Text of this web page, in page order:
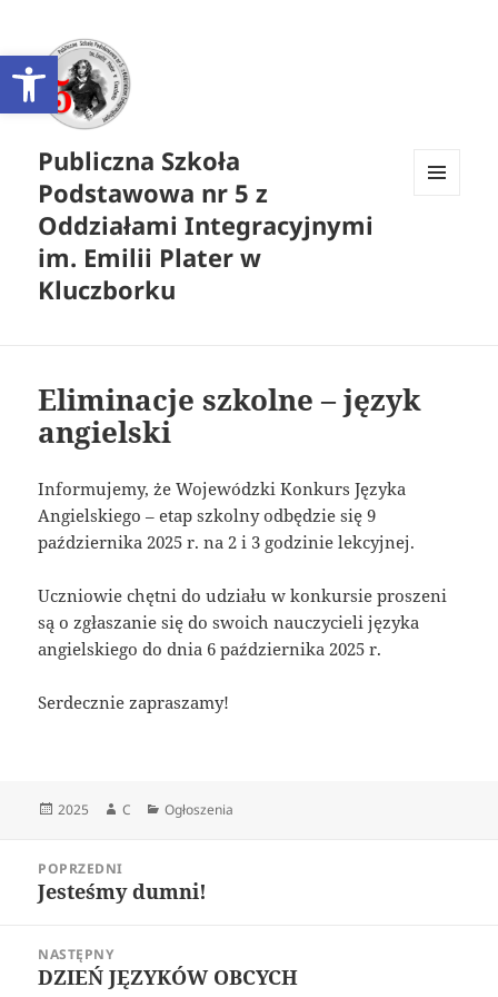
Otwórz pasek narzędzi
Publiczna Szkoła
Podstawowa nr 5 z
Oddziałami Integracyjnymi
im. Emilii Plater w
Kluczborku
Eliminacje szkolne – język
angielski
Informujemy, że Wojewódzki Konkurs Języka
Angielskiego – etap szkolny odbędzie się 9
października 2025 r. na 2 i 3 godzinie lekcyjnej.
Uczniowie chętni do udziału w konkursie proszeni
są o zgłaszanie się do swoich nauczycieli języka
angielskiego do dnia 6 października 2025 r.
Serdecznie zapraszamy!
Data
2025 Autor
C Kategorie
Ogłoszenia
wpisuPOPRZEDNI
Poprzedni
Jesteśmy dumni!
NASTĘPNY
Następny
DZIEŃ JĘZYKÓW OBCYCH